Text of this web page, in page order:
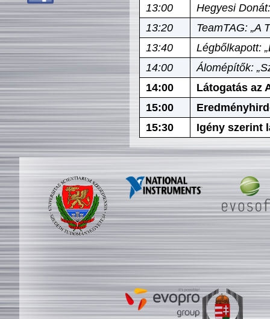
13:00
Hegyesi
13:20
TeamTAG: „A
13:40
Légbőlkapott:
14:00
Álomépítők:
14:00
Látogatás az
15:00
15:30
Igény szerint